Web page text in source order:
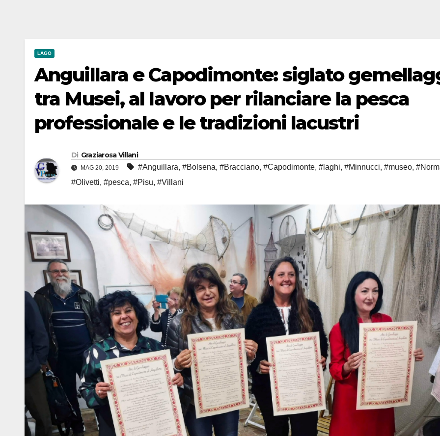
LAGO
Anguillara e Capodimonte: siglato
tra Musei, al lavoro per rilanciare la pesca
professionale e le tradizioni lacustri
Di Graziarosa Villani
MAG 20, 2019 #Anguillara, #Bolsena, #Bracciano, #Capodimonte, #laghi, #Minnucci, #museo,
#Olivetti, #pesca, #Pisu, #Villani